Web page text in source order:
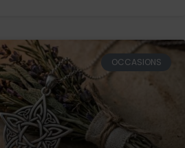
OCCASIONS